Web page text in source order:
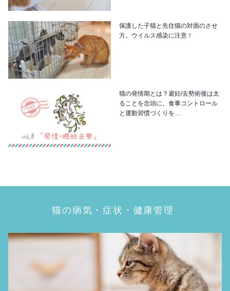
保護した子猫と先住猫の対面のさせ
方。ウイルス感染に注意！
猫の発情期とは？避妊/去勢術後は太
ることを念頭に、食事コントロール
と運動習慣づくりを…
猫の病気・症状・健康管理